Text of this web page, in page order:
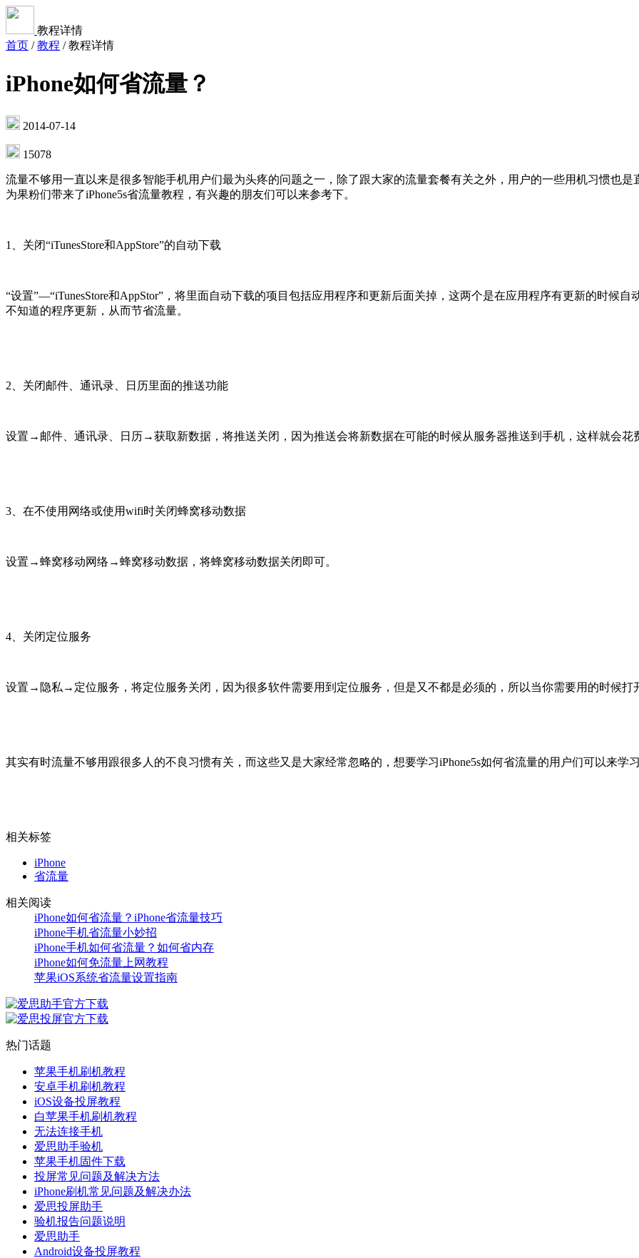
教程详情
首页 / 教程 / 教程详情
iPhone如何省流量？
2014-07-14
15078
流量不够用一直以来是很多智能手机用户们最为头疼的问题之一，除了跟大家的流量套餐有关之外，用户的一些用机习惯也是
为果粉们带来了iPhone5s省流量教程，有兴趣的朋友们可以来参考下。
1、关闭“iTunesStore和AppStore”的自动下载
“设置”—“iTunesStore和AppStor”，将里面自动下载的项目包括应用程序和更新后面关掉，这两个是在应用程序有更新的时候
不知道的程序更新，从而节省流量。
2、关闭邮件、通讯录、日历里面的推送功能
设置→邮件、通讯录、日历→获取新数据，将推送关闭，因为推送会将新数据在可能的时候从服务器推送到手机，这样就会花
3、在不使用网络或使用wifi时关闭蜂窝移动数据
设置→蜂窝移动网络→蜂窝移动数据，将蜂窝移动数据关闭即可。
4、关闭定位服务
设置→隐私→定位服务，将定位服务关闭，因为很多软件需要用到定位服务，但是又不都是必须的，所以当你需要用的时候打
其实有时流量不够用跟很多人的不良习惯有关，而这些又是大家经常忽略的，想要学习iPhone5s如何省流量的用户们可以来
相关标签
iPhone
省流量
相关阅读
iPhone如何省流量？iPhone省流量技巧
iPhone手机省流量小妙招
iPhone手机如何省流量？如何省内存
iPhone如何免流量上网教程
苹果iOS系统省流量设置指南
热门话题
苹果手机刷机教程
安卓手机刷机教程
iOS设备投屏教程
白苹果手机刷机教程
无法连接手机
爱思助手验机
苹果手机固件下载
投屏常见问题及解决方法
iPhone刷机常见问题及解决办法
爱思投屏助手
验机报告问题说明
爱思助手
Android设备投屏教程